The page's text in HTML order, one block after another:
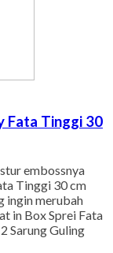
Fata Tinggi 30
embossnya
Tinggi 30 cm
ingin merubah
in Box Sprei Fata
Sarung Guling